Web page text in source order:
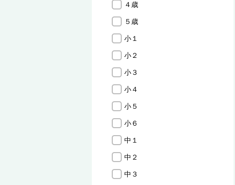
４歳
５歳
小１
小２
小３
小４
小５
小６
中１
中２
中３